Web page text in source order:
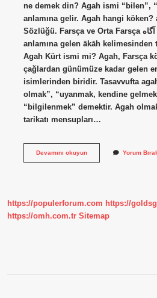
ne demek din? Agah ismi “bilen”,
anlamına gelir. Agah hangi köken?
Sözlüğü. Farsça ve Orta Farsça آگاه “uyanık, tetikte”
anlamına gelen ākāh
Agah Kürt ismi mi? Agah, Farsça
çağlardan günümüze kadar gelen
isimlerinden biridir. Tasavvufta
olmak”, “uyanmak, kendine
“bilgilenmek” demektir. Agah
tarikatı mensupları…
Devamını okuyunAgah
Yorum
https://populerforum.com https://
https://omh.com.tr Sitemap